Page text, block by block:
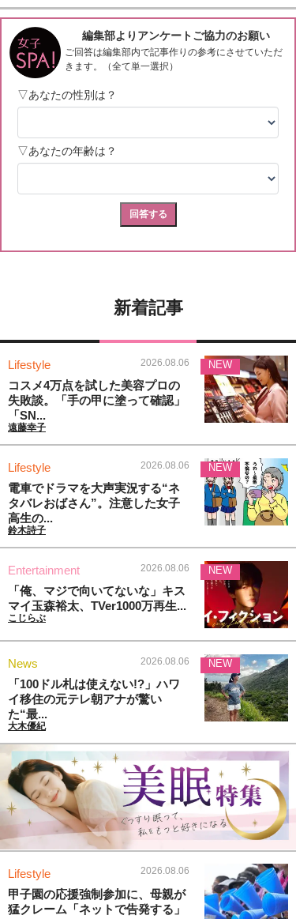
新着記事
Lifestyle 2026.08.06
コスメ4万点を試した美容プロの
失敗談。「手の甲に塗って確認」
「SN...
遠藤幸子
NEW
Lifestyle 2026.08.06
電車でドラマを大声実況する“ネ
タバレおばさん”。注意した女子
高生の...
鈴木詩子
NEW
Entertainment 2026.08.06
「俺、マジで向いてないな」キス
マイ玉森裕太、TVer1000万再生...
こじらぶ
NEW
News 2026.08.06
「100ドル札は使えない!?」ハワ
イ移住の元テレ朝アナが驚い
た“最...
大木優紀
NEW
Lifestyle 2026.08.06
甲子園の応援強制参加に、母親が
猛クレーム「ネットで告発する」